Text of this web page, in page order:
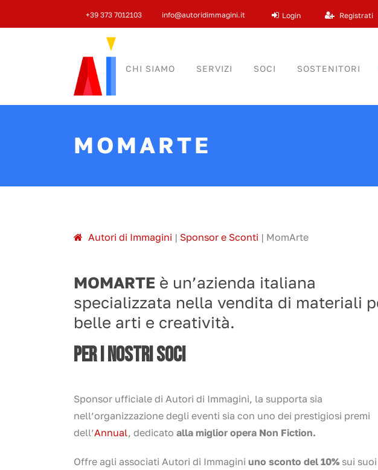
+39 373 7012103 info@autoridimmagini.it Login Registrati
CHI SIAMO SERVIZI SOCI SOSTENITORI
MOMARTE
Autori di Immagini | Sponsor e Sconti | MomArte
MOMARTE è un’azienda italiana
specializzata nella vendita di materiali
belle arti e creatività.
PER I NOSTRI SOCI
Sponsor ufficiale di Autori di Immagini, la supporta sia
nell’organizzazione degli eventi sia con uno dei prestigiosi premi
dell’Annual, dedicato alla miglior opera Non Fiction.
Offre agli associati Autori di Immagini uno sconto del 10% sui suoi